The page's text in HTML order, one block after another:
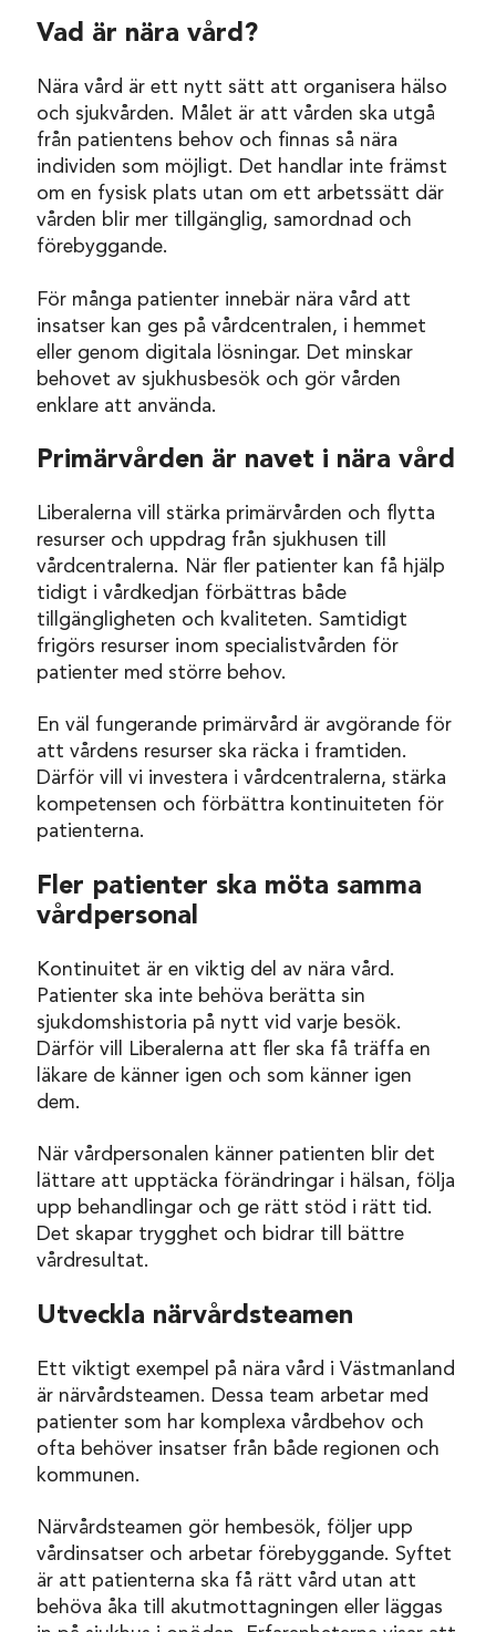
Vad är nära vård?
Nära vård är ett nytt sätt att organisera hälso
och sjukvården. Målet är att vården ska utgå
från patientens behov och finnas så nära
individen som möjligt. Det handlar inte främst
om en fysisk plats utan om ett arbetssätt där
vården blir mer tillgänglig, samordnad och
förebyggande.
För många patienter innebär nära vård att
insatser kan ges på vårdcentralen, i hemmet
eller genom digitala lösningar. Det minskar
behovet av sjukhusbesök och gör vården
enklare att använda.
Primärvården är navet i nära vård
Liberalerna vill stärka primärvården och flytta
resurser och uppdrag från sjukhusen till
vårdcentralerna. När fler patienter kan få hjälp
tidigt i vårdkedjan förbättras både
tillgängligheten och kvaliteten. Samtidigt
frigörs resurser inom specialistvården för
patienter med större behov.
En väl fungerande primärvård är avgörande för
att vårdens resurser ska räcka i framtiden.
Därför vill vi investera i vårdcentralerna, stärka
kompetensen och förbättra kontinuiteten för
patienterna.
Fler patienter ska möta samma
vårdpersonal
Kontinuitet är en viktig del av nära vård.
Patienter ska inte behöva berätta sin
sjukdomshistoria på nytt vid varje besök.
Därför vill Liberalerna att fler ska få träffa en
läkare de känner igen och som känner igen
dem.
När vårdpersonalen känner patienten blir det
lättare att upptäcka förändringar i hälsan, följa
upp behandlingar och ge rätt stöd i rätt tid.
Det skapar trygghet och bidrar till bättre
vårdresultat.
Utveckla närvårdsteamen
Ett viktigt exempel på nära vård i Västmanland
är närvårdsteamen. Dessa team arbetar med
patienter som har komplexa vårdbehov och
ofta behöver insatser från både regionen och
kommunen.
Närvårdsteamen gör hembesök, följer upp
vårdinsatser och arbetar förebyggande. Syftet
är att patienterna ska få rätt vård utan att
behöva åka till akutmottagningen eller läggas